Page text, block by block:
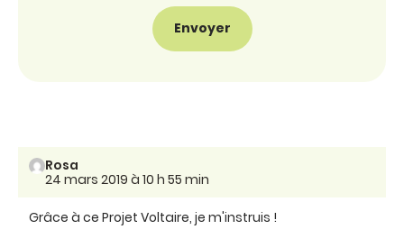
Rosa
24 mars 2019 à 10 h 55 min
Grâce à ce Projet Voltaire, je m'instruis !